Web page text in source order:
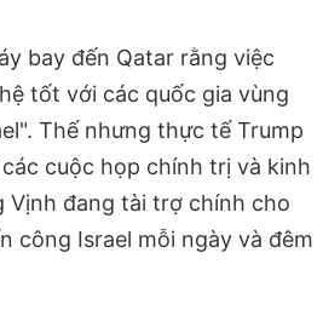
bay đến Qatar rằng việc
tốt với các quốc gia vùng
Thế nhưng thực tế Trump
cuộc họp chính trị và kinh
Vịnh đang tài trợ chính cho
công Israel mỗi ngày và đêm